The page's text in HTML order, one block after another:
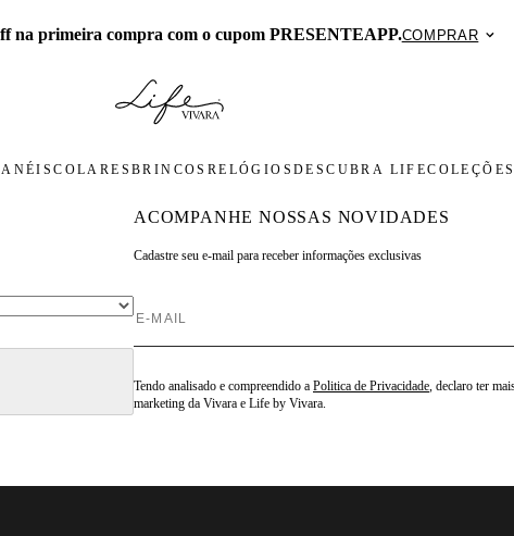
na primeira compra com o cupom PRESENTEAPP.COMPRAR
ANÉISCOLARES BRINCOS RELÓGIOSDESCUBRA LIFE
ACOMPANHE NOSSAS NOVIDADES
Cadastre seu e-mail para receber informações exclusivas
Tendo analisado e compreendido a Politica de Privacidade, declaro ter
marketing da Vivara e Life by Vivara.